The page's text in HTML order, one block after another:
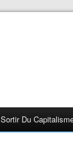
Sortir Du